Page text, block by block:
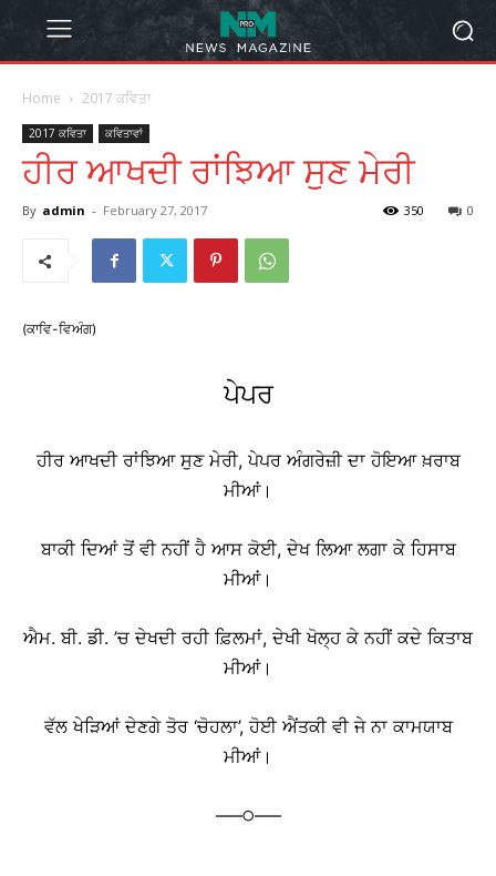
Home 2017 ਕਵਿਤਾ
2017 ਕਵਿਤਾ ਕਵਿਤਾਵਾਂ
ਹੀਰ ਆਖਦੀ ਰਾਂਝਿਆ ਸੁਣ ਮੇਰੀ
By admin - February 27, 2017 0
350
(ਕਾਵਿ-ਵਿਅੰਗ)
ਪੇਪਰ
ਹੀਰ ਆਖਦੀ ਰਾਂਝਿਆ ਸੁਣ ਮੇਰੀ, ਪੇਪਰ ਅੰਗਰੇਜ਼ੀ ਦਾ ਹੋਇਆ ਖ਼ਰਾਬ
ਮੀਆਂ।
ਬਾਕੀ ਦਿਆਂ ਤੋਂ ਵੀ ਨਹੀਂ ਹੈ ਆਸ ਕੋਈ, ਦੇਖ ਲਿਆ ਲਗਾ ਕੇ ਹਿਸਾਬ
ਮੀਆਂ।
ਐਮ. ਬੀ. ਡੀ. ’ਚ ਦੇਖਦੀ ਰਹੀ ਫ਼ਿਲਮਾਂ, ਦੇਖੀ ਖੋਲ੍ਹ ਕੇ ਨਹੀਂ ਕਦੇ ਕਿਤਾਬ
ਮੀਆਂ।
ਵੱਲ ਖੇੜਿਆਂ ਦੇਣਗੇ ਤੋਰ ‘ਚੋਹਲਾ’, ਹੋਈ ਐਂਤਕੀ ਵੀ ਜੇ ਨਾ ਕਾਮਯਾਬ
ਮੀਆਂ।
—–੦—–